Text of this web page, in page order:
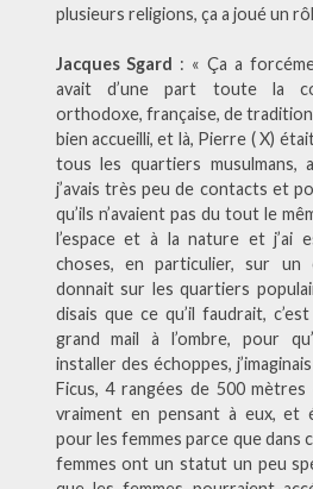
plusieurs religions, ça a joué un
Jacques Sgard : « Ça a
avait d’une part toute la
orthodoxe, française, de tradition
bien accueilli, et là, Pierre ( X)
tous les quartiers musulmans,
j’avais très peu de contacts et
qu’ils n’avaient pas du tout le
l’espace et à la nature et j’ai
choses, en particulier, sur un
donnait sur les quartiers
disais que ce qu’il faudrait,
grand mail à l’ombre, pour
installer des échoppes,
Ficus, 4 rangées de 500 mètres
vraiment en pensant à eux, et
pour les femmes parce que dans
femmes ont un statut un peu